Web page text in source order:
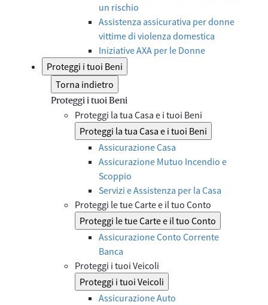
un rischio
Assistenza assicurativa per donne
vittime di violenza domestica
Iniziative AXA per le Donne
Proteggi i tuoi Beni
Torna indietro
Proteggi i tuoi Beni
Proteggi la tua Casa e i tuoi Beni
Proteggi la tua Casa e i tuoi Beni
Assicurazione Casa
Assicurazione Mutuo Incendio e
Scoppio
Servizi e Assistenza per la Casa
Proteggi le tue Carte e il tuo Conto
Proteggi le tue Carte e il tuo Conto
Assicurazione Conto Corrente
Banca
Proteggi i tuoi Veicoli
Proteggi i tuoi Veicoli
Assicurazione Auto